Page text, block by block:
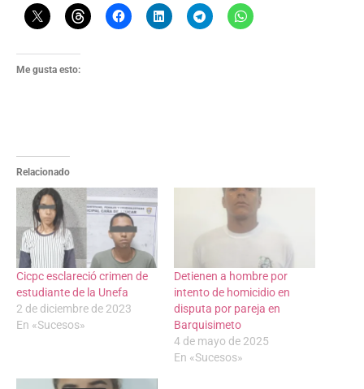
Me gusta esto:
Relacionado
Cicpc esclareció crimen de
estudiante de la Unefa
2 de diciembre de 2023
En «Sucesos»
Detienen a hombre por
intento de homicidio en
disputa por pareja en
Barquisimeto
4 de mayo de 2025
En «Sucesos»